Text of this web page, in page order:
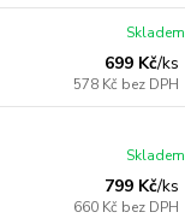
699 Kč/ks
578 Kč bez DPH
Skladem
799 Kč/ks
660 Kč bez DPH
Skladem